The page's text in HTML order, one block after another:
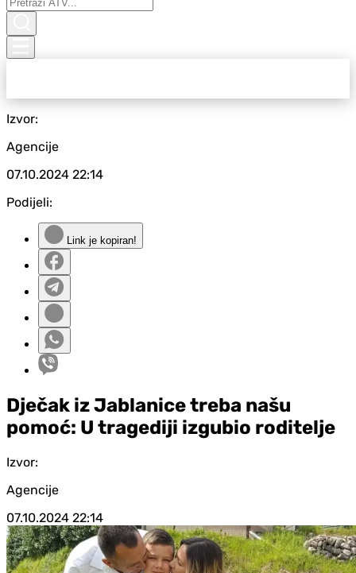
Izvor:
Agencije
07.10.2024 22:14
Podijeli:
Link je kopiran!
Dječak iz Jablanice treba našu
pomoć: U tragediji izgubio roditelje
Izvor:
Agencije
07.10.2024 22:14